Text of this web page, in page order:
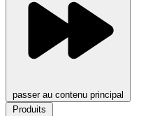
passer au contenu principal
Produits